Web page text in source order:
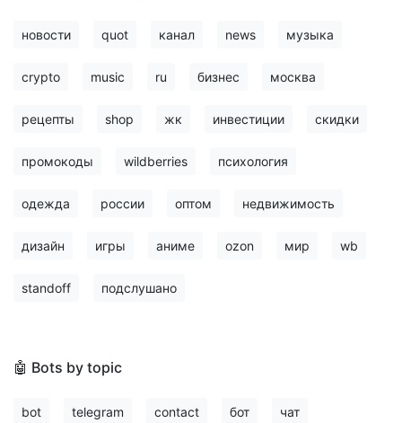
новости quot канал news музыка
crypto music ru бизнес москва
рецепты shop жк инвестиции скидки
промокоды wildberries психология
одежда россии оптом недвижимость
дизайн игры аниме ozon мир wb
standoff подслушано
🤖 Bots by topic
bot telegram contact бот чат